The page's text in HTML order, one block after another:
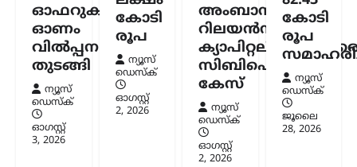
ചോദ്യങ്ങൾക്ക് വ്യക്തമായ മറുപടി
നൽകാതെ എ.ഐ.സി.സി ജനറൽ
സെക്രട്ടറി കൂടിയായ കെ.സി.
വേണുഗോപാൽ എം.പി. പ്രതികരിച്ചു.
വിഷയവുമായി ബന്ധപ്പെട്ട…
ഓഫറുകളുമായി
ഓണം
വിൽപ്പന
തുടങ്ങി
ന്യൂസ്
ഡെസ്ക്
ഓഗസ്റ്റ്‌
3, 2026
കോടി
രൂപ
ന്യൂസ്
ഡെസ്ക്
ഓഗസ്റ്റ്‌
2, 2026
അംബാനിക്കും
റിലയൻസ്
സിബിഐ
കേസ്
ന്യൂസ്
ഡെസ്ക്
ഓഗസ്റ്റ്‌
2, 2026
കോടി
രൂപ
ന്യൂസ്
ഡെസ്ക്
ജൂലൈ
28, 2026